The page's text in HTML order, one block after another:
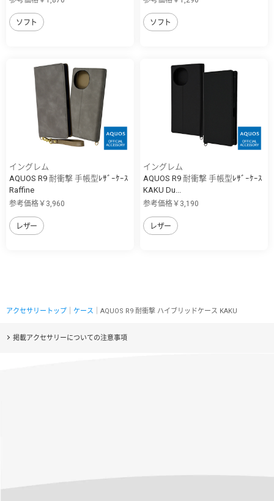
ソフト ソフト
イングレム
AQUOS R9 耐衝撃 手帳型ﾚｻﾞｰｹｰｽ
Raffine
参考価格￥3,960
レザー
イングレム
AQUOS R9 耐衝撃 手帳型ﾚｻﾞｰｹｰｽ
KAKU Du...
参考価格￥3,190
レザー
アクセサリートップ ケース ｜AQUOS R9 耐衝撃 ハイブリッドケース KAKU
掲載アクセサリーについての注意事項